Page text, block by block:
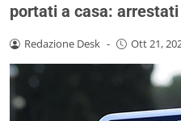
portati a casa:
Redazione Desk - Ott 21,